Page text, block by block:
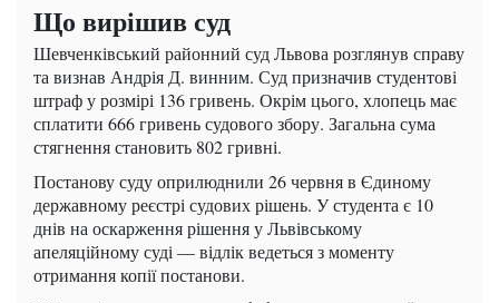
Що вирішив суд
Шевченківський районний суд Львова розглянув справу
та визнав Андрія Д. винним. Суд призначив студентові
штраф у розмірі 136 гривень. Окрім цього, хлопець має
сплатити 666 гривень судового збору. Загальна сума
стягнення становить 802 гривні.
Постанову суду оприлюднили 26 червня в Єдиному
державному реєстрі судових рішень. У студента є 10
днів на оскарження рішення у Львівському
апеляційному суді — відлік ведеться з моменту
отримання копії постанови.